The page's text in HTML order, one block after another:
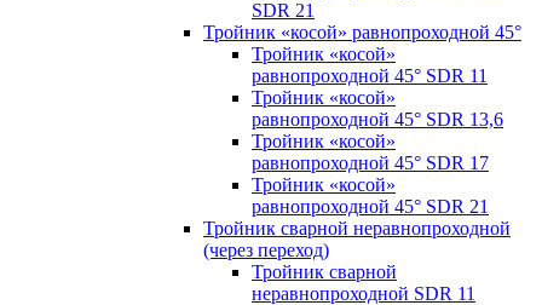
SDR 21
Тройник «косой» равнопроходной 45°
Тройник «косой»
равнопроходной 45° SDR 11
Тройник «косой»
равнопроходной 45° SDR 13,6
Тройник «косой»
равнопроходной 45° SDR 17
Тройник «косой»
равнопроходной 45° SDR 21
Тройник сварной неравнопроходной
(через переход)
Тройник сварной
неравнопроходной SDR 11